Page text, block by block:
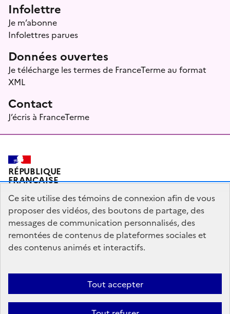
Infolettre
Je m’abonne
Infolettres parues
Données ouvertes
Je télécharge les termes de FranceTerme au format
XML
Contact
J’écris à FranceTerme
RÉPUBLIQUE
FRANÇAISE
Plan du site Mentions légales Qui sommes-nous ?
Partagez votre expérience pour améliorer les services
Accessibilité : partiellement conforme
gouvernement.fr
Ce site utilise des témoins de connexion afin de vous
proposer des vidéos, des boutons de partage, des
messages de communication personnalisés, des
remontées de contenus de plateformes sociales et
des contenus animés et interactifs.
Tout accepter